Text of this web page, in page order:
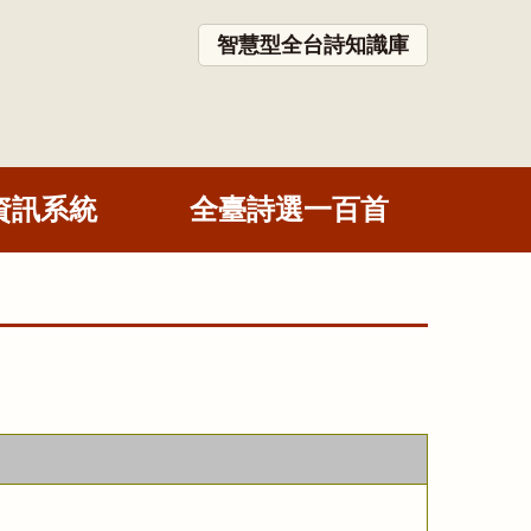
智慧型全台詩知識庫
訊系統 全臺詩選一百首